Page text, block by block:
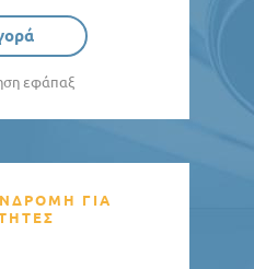
εφάπαξ
ΓΙΑ